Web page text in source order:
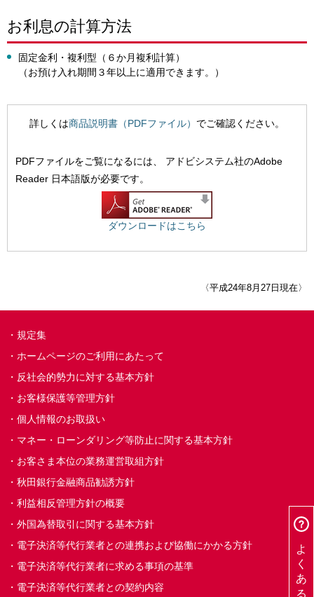
お利息の計算方法
固定金利・複利型（６か月複利計算）
（お預け入れ期間３年以上に適用できます。）
詳しくは商品説明書（PDFファイル） でご確認ください。
PDFファイルをご覧になるには、
アドビシステム社のAdobe
Reader 日本語版が必要です。
ダウンロードはこちら
〈平成24年8月27日現在〉
規定集
ホームページのご利用にあたって
反社会的勢力に対する基本方針
お客様保護等管理方針
個人情報のお取扱い
マネー・ローンダリング等防止に関する基本方針
お客さま本位の業務運営取組方針
秋田銀行金融商品勧誘方針
利益相反管理方針の概要
外国為替取引に関する基本方針
電子決済等代行業者との連携および協働にかかる方針
電子決済等代行業者に求める事項の基準
電子決済等代行業者との契約内容
よくあるご質問